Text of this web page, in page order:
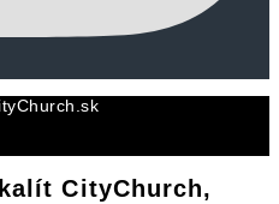
CityChurch,